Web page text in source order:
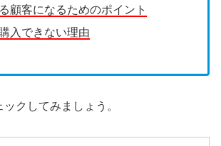
顧客になるためのポイント
入できない理由
クしてみましょう。